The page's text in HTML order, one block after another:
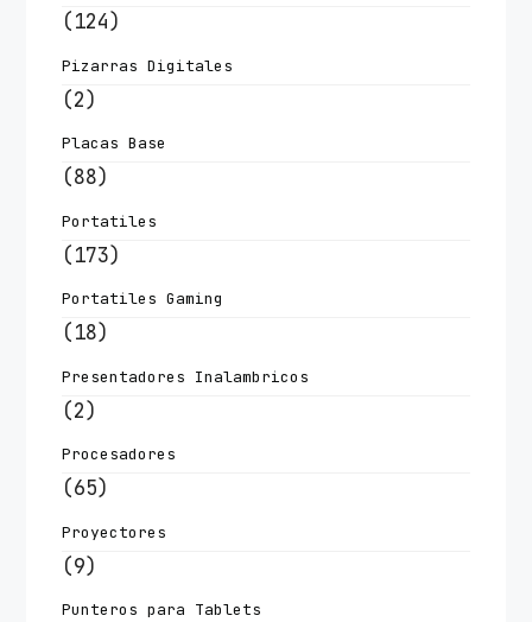
(124)
Pizarras Digitales
(2)
Placas Base
(88)
Portatiles
(173)
Portatiles Gaming
(18)
Presentadores Inalambricos
(2)
Procesadores
(65)
Proyectores
(9)
Punteros para Tablets